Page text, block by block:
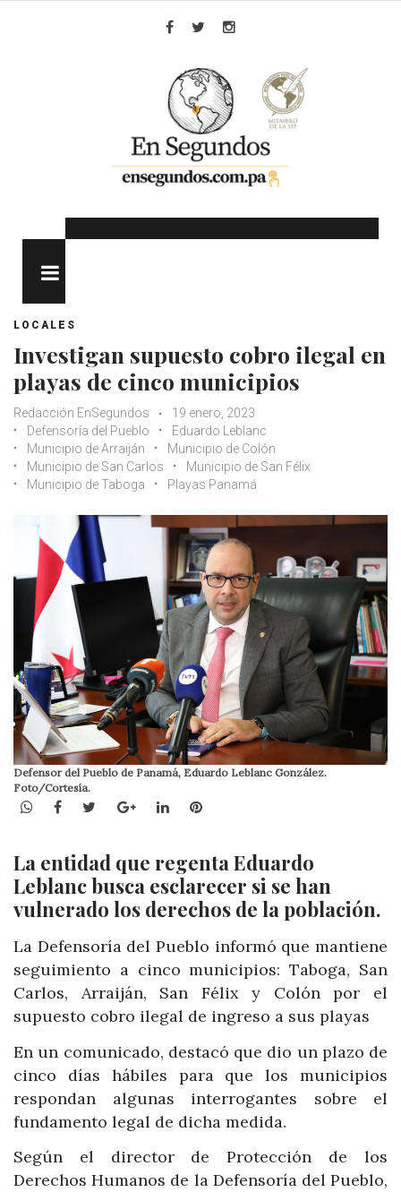
LOCALES
Investigan supuesto cobro ilegal en
playas de cinco municipios
Redacción EnSegundos
19 enero, 2023
Defensoría del Pueblo
Eduardo Leblanc
Municipio de Arraiján
Municipio de Colón
Municipio de San Carlos
Municipio de San Félix
Municipio de Taboga
Playas Panamá
Defensor del Pueblo de Panamá, Eduardo Leblanc González.
Foto/Cortesía.
WhatsApp
Facebook
TwitterGoogle+LinkedInPinterest
La entidad que regenta Eduardo
Leblanc busca esclarecer si se han
vulnerado los derechos de la población.
La Defensoría del Pueblo informó que mantiene
seguimiento a cinco municipios: Taboga, San
Carlos, Arraiján, San Félix y Colón por el
supuesto cobro ilegal de ingreso a sus playas
En un comunicado, destacó que dio un plazo de
cinco días hábiles para que los municipios
respondan algunas interrogantes sobre el
fundamento legal de dicha medida.
Según el director de Protección de los
Derechos Humanos de la Defensoría del Pueblo,